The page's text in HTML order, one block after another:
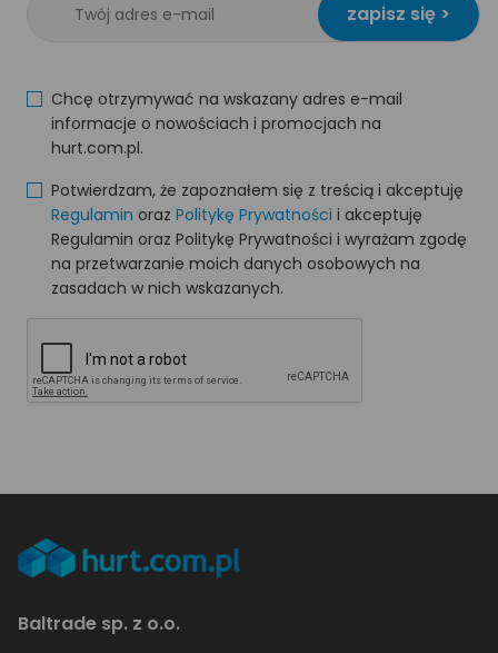
zapisz się >
Chcę otrzymywać na wskazany adres e-mail
informacje o nowościach i promocjach na
hurt.com.pl.
Potwierdzam, że zapoznałem się z treścią i akceptuję
Regulamin oraz Politykę Prywatności i akceptuję
Regulamin oraz Politykę Prywatności i wyrażam zgodę
na przetwarzanie moich danych osobowych na
zasadach w nich wskazanych.
Baltrade sp. z o.o.